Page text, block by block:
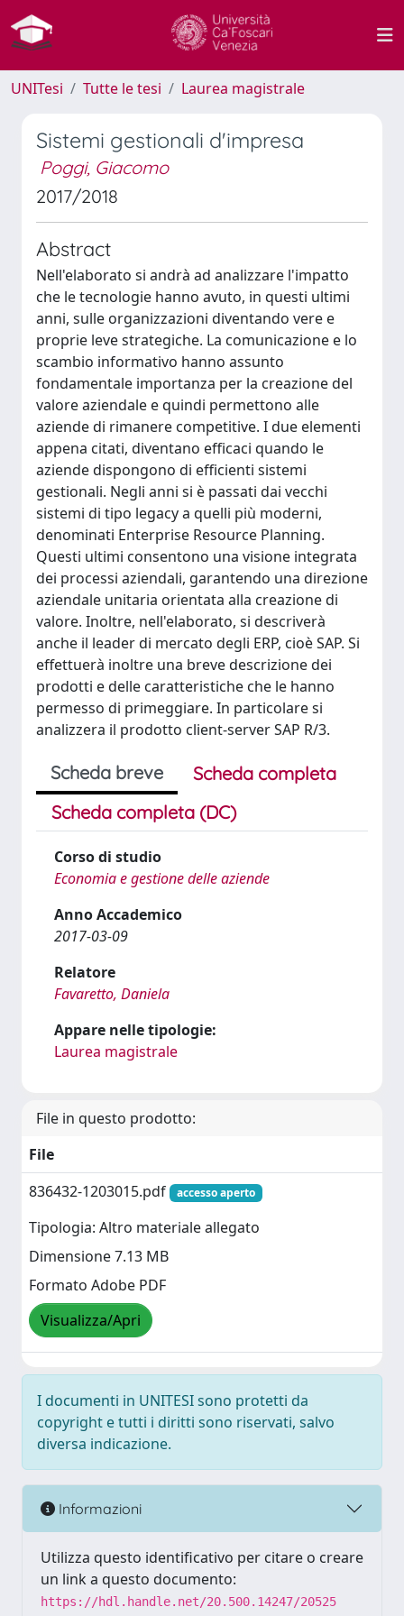
UNITesi Tutte le tesi Laurea magistrale
Sistemi gestionali d'impresa
Poggi, Giacomo
2017/2018
Abstract
Nell'elaborato si andrà ad analizzare l'impatto
che le tecnologie hanno avuto, in questi ultimi
anni, sulle organizzazioni diventando vere e
proprie leve strategiche. La comunicazione e lo
scambio informativo hanno assunto
fondamentale importanza per la creazione del
valore aziendale e quindi permettono alle
aziende di rimanere competitive. I due elementi
appena citati, diventano efficaci quando le
aziende dispongono di efficienti sistemi
gestionali. Negli anni si è passati dai vecchi
sistemi di tipo legacy a quelli più moderni,
denominati Enterprise Resource Planning.
Questi ultimi consentono una visione integrata
dei processi aziendali, garantendo una direzione
aziendale unitaria orientata alla creazione di
valore. Inoltre, nell'elaborato, si descriverà
anche il leader di mercato degli ERP, cioè SAP. Si
effettuerà inoltre una breve descrizione dei
prodotti e delle caratteristiche che le hanno
permesso di primeggiare. In particolare si
analizzera il prodotto client-server SAP R/3.
Scheda breve
Scheda completa
Scheda completa (DC)
Corso di studio
Economia e gestione delle aziende
Anno Accademico
2017-03-09
Relatore
Favaretto, Daniela
Appare nelle tipologie:
Laurea magistrale
File in questo prodotto:
File
836432-1203015.pdf
accesso aperto
Tipologia: Altro materiale allegato
Dimensione 7.13 MB
Formato Adobe PDF
Visualizza/Apri
I documenti in UNITESI sono protetti da
copyright e tutti i diritti sono riservati, salvo
diversa indicazione.
Informazioni
Utilizza questo identificativo per citare o creare
un link a questo documento:
https://hdl.handle.net/20.500.14247/20525